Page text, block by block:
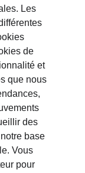
Les
de
et
que nous
des
base
Vous
pour